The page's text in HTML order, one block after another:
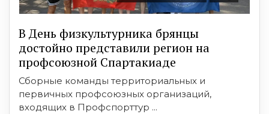
В День физкультурника брянцы
достойно представили регион на
профсоюзной Спартакиаде
Сборные команды территориальных и
первичных профсоюзных организаций,
входящих в Профспорттур ...